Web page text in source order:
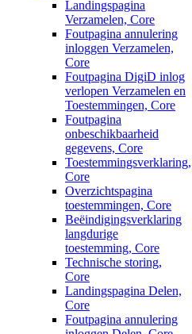
Landingspagina
Verzamelen, Core
Foutpagina annulering
inloggen Verzamelen,
Core
Foutpagina DigiD inlog
verlopen Verzamelen en
Toestemmingen, Core
Foutpagina
onbeschikbaarheid
gegevens, Core
Toestemmingsverklaring,
Core
Overzichtspagina
toestemmingen, Core
Beëindigingsverklaring
langdurige
toestemming, Core
Technische storing,
Core
Landingspagina Delen,
Core
Foutpagina annulering